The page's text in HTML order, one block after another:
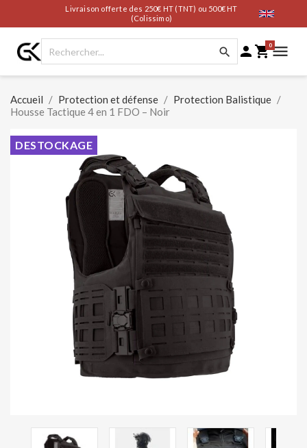
Livraison offerte des 250€ HT (TNT) ou 500€ HT
(Colissimo)
  0
Accueil Protection et défense
Protection Balistique
Housse Tactique 4 en 1 FDO – Noir
DESTOCKAGE